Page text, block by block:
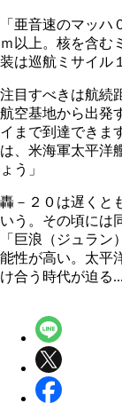
「亜音速のマッ
ｍ以上。核を含む
装は巡航ミサイル
注目すべきは航続
航空基地から出発
イまで到達できま
は、米海軍太平洋
ょう」
轟－２０は遅くと
いう。その頃には
「巨浪（ジュラ
能性が高い。太平
け合う時代が迫る